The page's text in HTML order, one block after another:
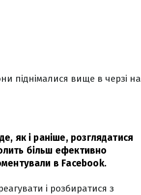
піднімалися вище в черзі на
як і раніше, розглядатися
більш ефективно
в Facebook.
і розбиратися з